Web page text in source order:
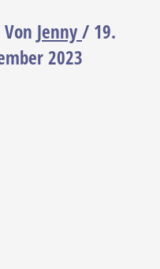
Jenny/ 19.
2023